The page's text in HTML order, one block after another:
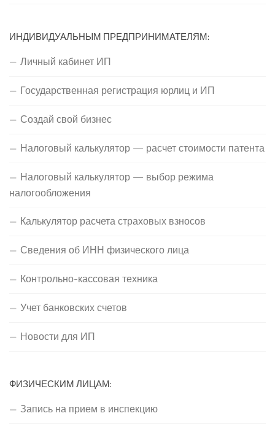
ИНДИВИДУАЛЬНЫМ ПРЕДПРИНИМАТЕЛЯМ:
Личный кабинет ИП
Государственная регистрация юрлиц и ИП
Создай свой бизнес
Налоговый калькулятор — расчет стоимости патента
Налоговый калькулятор — выбор режима
налогообложения
Калькулятор расчета страховых взносов
Сведения об ИНН физического лица
Контрольно-кассовая техника
Учет банковских счетов
Новости для ИП
ФИЗИЧЕСКИМ ЛИЦАМ:
Запись на прием в инспекцию